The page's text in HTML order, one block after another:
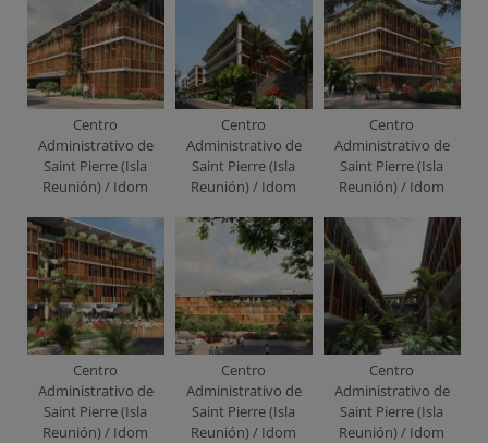
Centro
Administrativo de
Saint Pierre (Isla
Reunión) / Idom
Centro
Administrativo de
Saint Pierre (Isla
Reunión) / Idom
Centro
Administrativo de
Saint Pierre (Isla
Reunión) / Idom
Centro
Administrativo de
Saint Pierre (Isla
Reunión) / Idom
Centro
Administrativo de
Saint Pierre (Isla
Reunión) / Idom
Centro
Administrativo de
Saint Pierre (Isla
Reunión) / Idom